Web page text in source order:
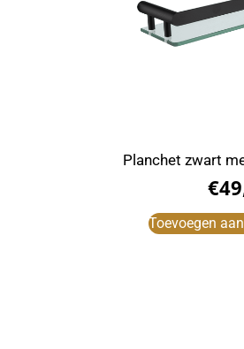
Planchet zwart
€
Toevoegen